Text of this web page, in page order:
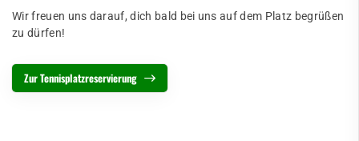
Wir freuen uns darauf, dich bald bei uns auf dem Platz begrüßen
zu dürfen!
Zur Tennisplatzreservierung